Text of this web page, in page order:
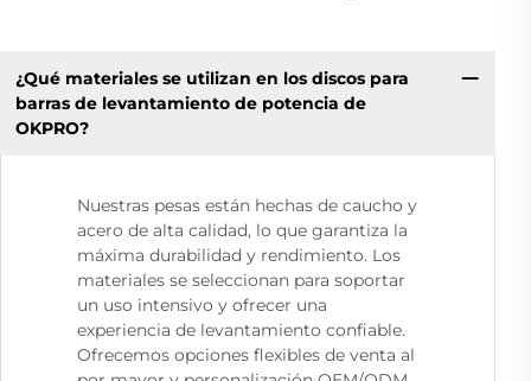
¿Qué materiales se utilizan en los discos para
barras de levantamiento de potencia de
OKPRO?
Nuestras pesas están hechas de caucho y
acero de alta calidad, lo que garantiza la
máxima durabilidad y rendimiento. Los
materiales se seleccionan para soportar
un uso intensivo y ofrecer una
experiencia de levantamiento confiable.
Ofrecemos opciones flexibles de venta al